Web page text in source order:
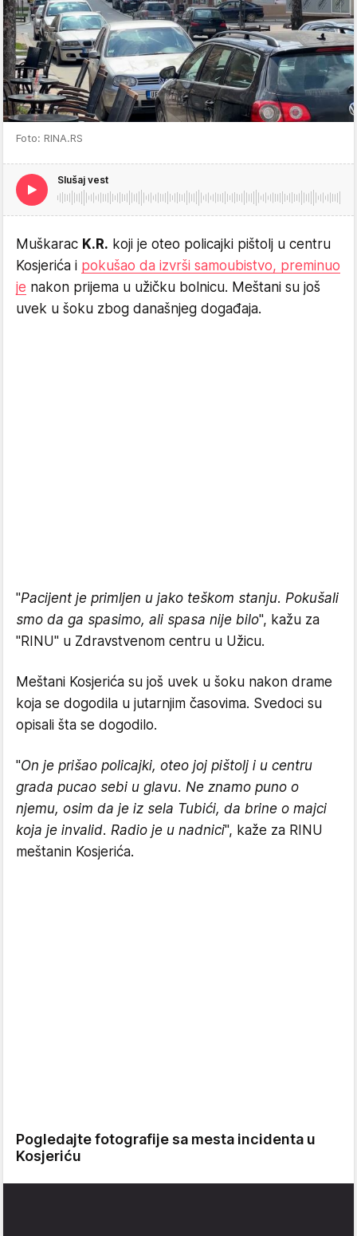
Foto: RINA.RS
Slušaj vest
Muškarac K.R. koji je oteo policajki pištolj u centru
Kosjerića i pokušao da izvrši samoubistvo, preminuo
je nakon prijema u užičku bolnicu. Meštani su još
uvek u šoku zbog današnjeg događaja.
"Pacijent je primljen u jako teškom stanju. Pokušali
smo da ga spasimo, ali spasa nije bilo", kažu za
"RINU" u Zdravstvenom centru u Užicu.
Meštani Kosjerića su još uvek u šoku nakon drame
koja se dogodila u jutarnjim časovima. Svedoci su
opisali šta se dogodilo.
"On je prišao policajki, oteo joj pištolj i u centru
grada pucao sebi u glavu. Ne znamo puno o
njemu, osim da je iz sela Tubići, da brine o majci
koja je invalid. Radio je u nadnici", kaže za RINU
meštanin Kosjerića.
Pogledajte fotografije sa mesta incidenta u
Kosjeriću